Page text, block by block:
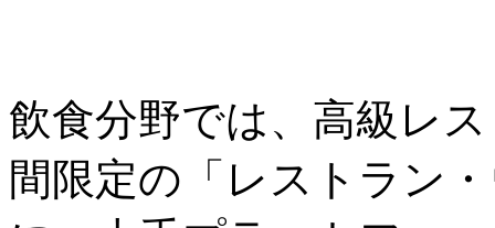
飲食分野では、高級レ
間限定の「レストラン